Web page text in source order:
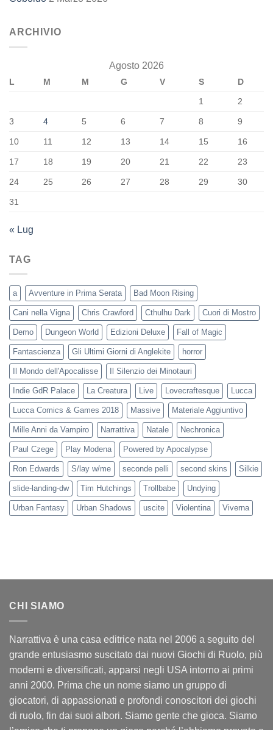
ARCHIVIO
Agosto 2026
L M M G V S
D
1
2
3 4 5 6 7 8 9
10 11 12 13 14 15 16
17 18 19 20 21 22 23
24 25 26 27 28 29 30
31
« Lug
TAG
a Avventure in Prima Serata Bad Moon Rising
Cani nella Vigna Chris Crawford Cthulhu Dark Cuori di Mostro
Demo Dungeon World Edizioni Deluxe Fall of Magic
Fantascienza Gli Ultimi Giorni di Anglekite horror
Il Mondo dell'Apocalisse Il Silenzio dei Minotauri
Indie GdR Palace La Creatura Live Lovecraftesque Lucca
Lucca Comics & Games 2018 Massive Materiale Aggiuntivo
Mille Anni da Vampiro Narrattiva Natale Nechronica
Paul Czege Play Modena Powered by Apocalypse
Ron Edwards S/lay w/me seconde pelli second skins Silkie
slide-landing-dw Tim Hutchings Trollbabe Undying
Urban Fantasy Urban Shadows uscite Violentina Viverna
CHI SIAMO
Narrattiva è una casa editrice nata nel 2006 a seguito del
grande entusiasmo suscitato dai nuovi Giochi di Ruolo, più
moderni e diversificati, apparsi negli USA intorno ai primi
anni 2000. Prima che un nome siamo un gruppo di
giocatori, di appassionati e profondi conoscitori dei giochi
di ruolo, fin dai suoi albori. Siamo gente che gioca. Siamo